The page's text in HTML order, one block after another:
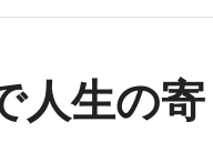
人生の